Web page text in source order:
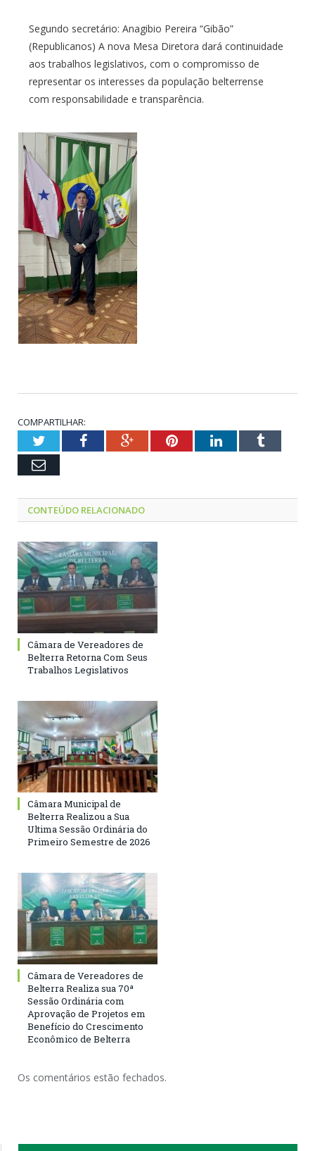
Segundo secretário: Anagibio Pereira “Gibão”
(Republicanos) A nova Mesa Diretora dará continuidade
aos trabalhos legislativos, com o compromisso de
representar os interesses da população belterrense
com responsabilidade e transparência.
COMPARTILHAR:
TwitterFacebookGoogle+PinterestLinkedInTumblr
Email
CONTEÚDO RELACIONADO
Câmara de Vereadores de
Belterra Retorna Com Seus
Trabalhos Legislativos
Câmara Municipal de
Belterra Realizou a Sua
Ultima Sessão Ordinária do
Primeiro Semestre de 2026
Câmara de Vereadores de
Belterra Realiza sua 70ª
Sessão Ordinária com
Aprovação de Projetos em
Benefício do Crescimento
Econômico de Belterra
Os comentários estão fechados.